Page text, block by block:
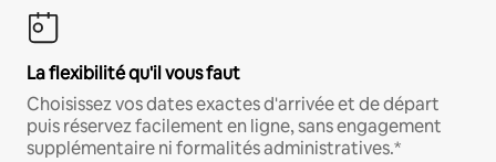
La flexibilité qu'il vous faut
Choisissez vos dates exactes d'arrivée et de départ
puis réservez facilement en ligne, sans engagement
supplémentaire ni formalités administratives.*